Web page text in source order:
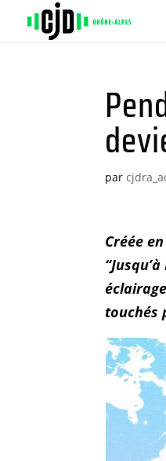
par
Créée
touchés